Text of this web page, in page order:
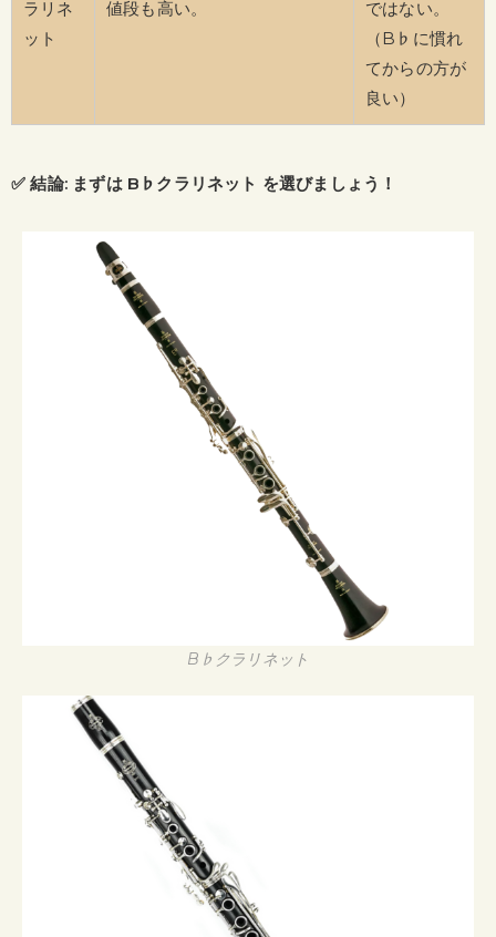
ラリネ
ット
値段も高い。
ではない。
（B♭に慣れ
てからの方が
良い）
✅ 結論: まずは B♭クラリネット を選びましょう！
B♭クラリネット